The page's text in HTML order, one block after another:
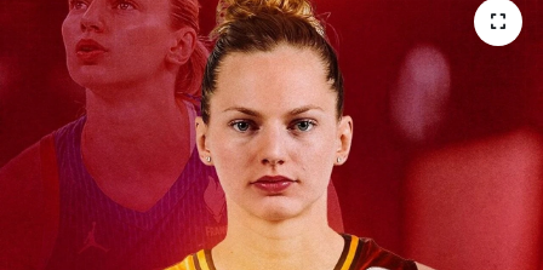
EĞİTİM
YAŞAM
ÇEVRE
İLÇELER
RESMİ İLANLAR
Son Dakika Haberleri
Haber Arşivi